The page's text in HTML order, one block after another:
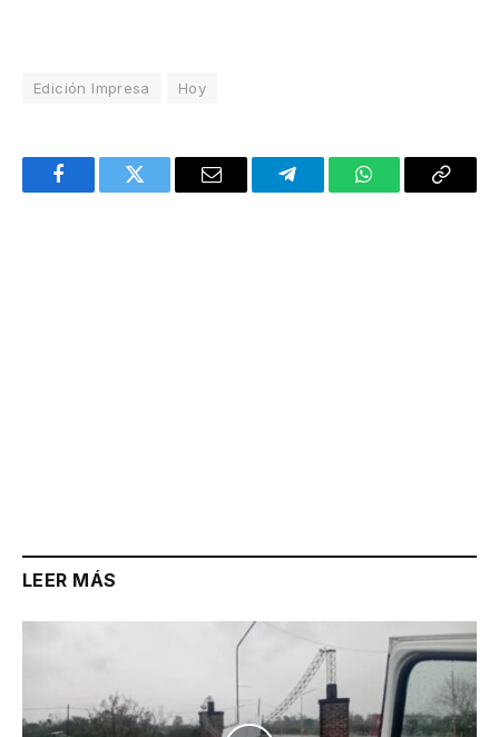
Edición Impresa Hoy
FacebookTwitter Email TelegramWhatsAppCopy
LEER MÁS